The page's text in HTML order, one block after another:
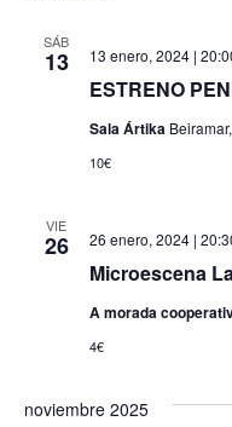
SÁB
13
ESTRENO
13 enero, 2024 |
Sala Ártika
10€
VIE
26
Microescena
26 enero, 2024 |
A morada
4€
noviembre 2025